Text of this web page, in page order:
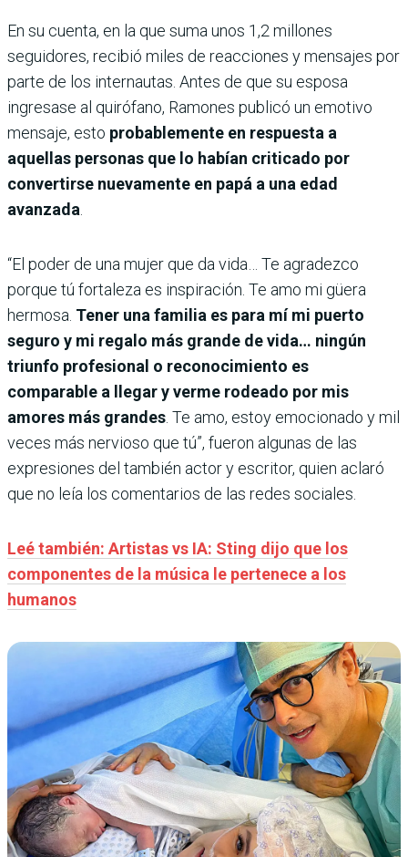
En su cuenta, en la que suma unos 1,2 millones
seguidores, recibió miles de reacciones y mensajes por
parte de los internautas. Antes de que su esposa
ingresase al quirófano, Ramones publicó un emotivo
mensaje, esto probablemente en respuesta a
aquellas personas que lo habían criticado por
convertirse nuevamente en papá a una edad
avanzada.
“El poder de una mujer que da vida… Te agradezco
porque tú fortaleza es inspiración. Te amo mi güera
hermosa. Tener una familia es para mí mi puerto
seguro y mi regalo más grande de vida… ningún
triunfo profesional o reconocimiento es
comparable a llegar y verme rodeado por mis
amores más grandes. Te amo, estoy emocionado y mil
veces más nervioso que tú”, fueron algunas de las
expresiones del también actor y escritor, quien aclaró
que no leía los comentarios de las redes sociales.
Leé también: Artistas vs IA: Sting dijo que los
componentes de la música le pertenece a los
humanos